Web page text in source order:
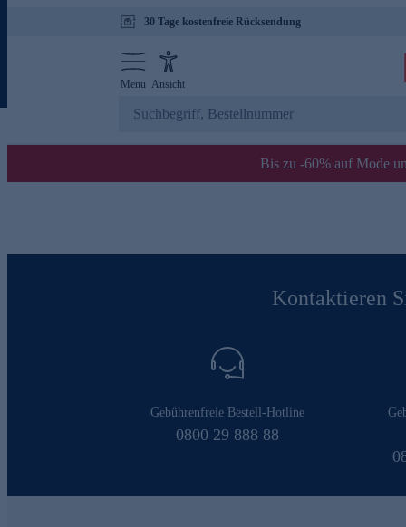
30 Tage kostenfreie Rücksendung
Menü Ansicht
Bis zu -60% auf Mode
Kontaktieren
Gebührenfreie Bestell-Hotline
0800 29 888 88